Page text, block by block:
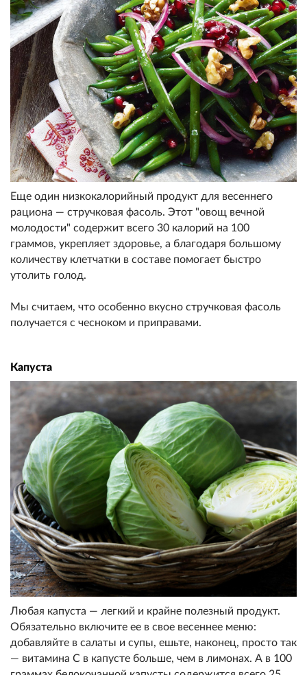
Еще один низкокалорийный продукт для весеннего
рациона — стручковая фасоль. Этот "овощ вечной
молодости" содержит всего 30 калорий на 100
граммов, укрепляет здоровье, а благодаря большому
количеству клетчатки в составе помогает быстро
утолить голод.
Мы считаем, что особенно вкусно стручковая фасоль
получается с чесноком и приправами.
Капуста
Любая капуста — легкий и крайне полезный продукт.
Обязательно включите ее в свое весеннее меню:
добавляйте в салаты и супы, ешьте, наконец, просто так
— витамина С в капусте больше, чем в лимонах. А в 100